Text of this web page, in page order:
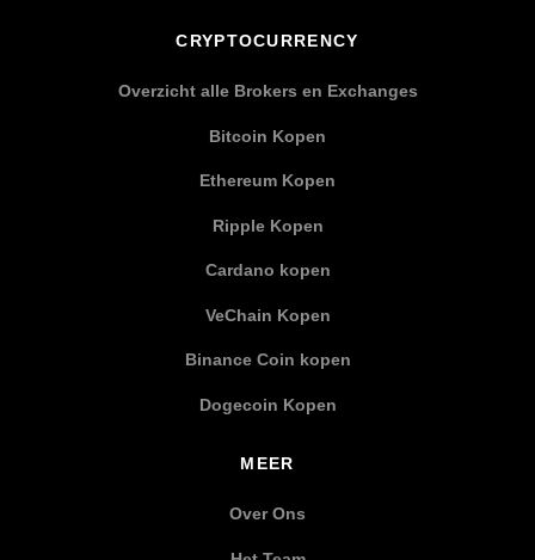
CRYPTOCURRENCY
Overzicht alle Brokers en Exchanges
Bitcoin Kopen
Ethereum Kopen
Ripple Kopen
Cardano kopen
VeChain Kopen
Binance Coin kopen
Dogecoin Kopen
MEER
Over Ons